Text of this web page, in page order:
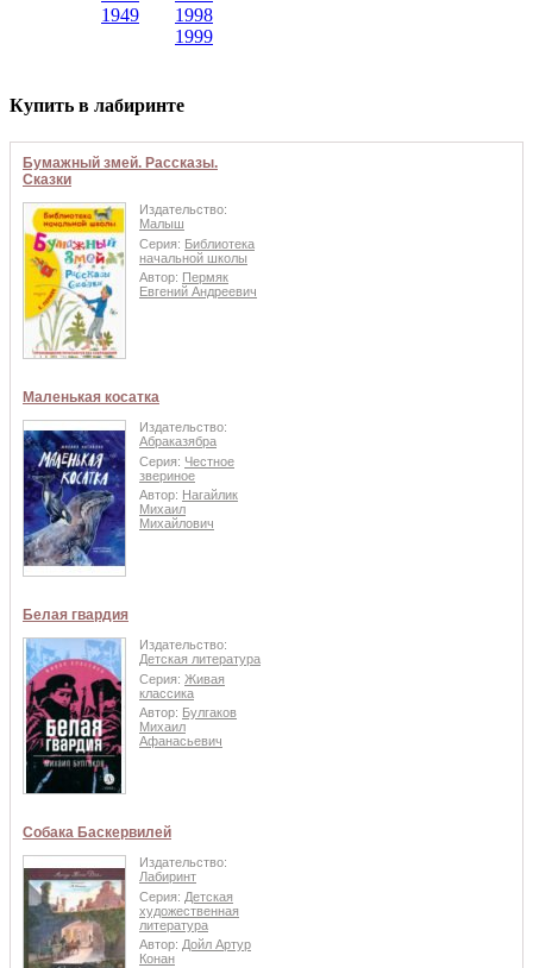
1949
1998
1999
Купить в лабиринте
Бумажный змей. Рассказы.
Сказки
Издательство:
Малыш
Серия: Библиотека
начальной школы
Автор: Пермяк
Евгений Андреевич
Маленькая косатка
Издательство:
Абраказябра
Серия: Честное
звериное
Автор: Нагайлик
Михаил
Михайлович
Белая гвардия
Издательство:
Детская литература
Серия: Живая
классика
Автор: Булгаков
Михаил
Афанасьевич
Собака Баскервилей
Издательство:
Лабиринт
Серия: Детская
художественная
литература
Автор: Дойл Артур
Конан